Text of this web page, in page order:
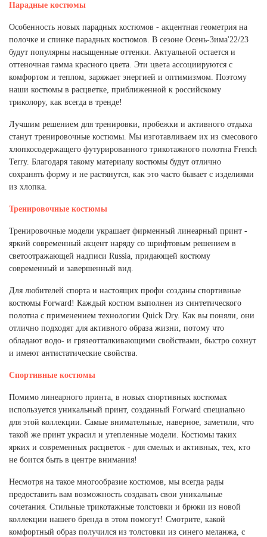
Парадные костюмы
Особенность новых парадных костюмов - акцентная геометрия на
полочке и спинке парадных костюмов. В сезоне Осень-Зима'22/23
будут популярны насыщенные оттенки. Актуальной остается и
оттеночная гамма красного цвета. Эти цвета ассоциируются с
комфортом и теплом, заряжает энергией и оптимизмом. Поэтому
наши костюмы в расцветке, приближенной к российскому
триколору, как всегда в тренде!
Лучшим решением для тренировки, пробежки и активного отдыха
станут тренировочные костюмы. Мы изготавливаем их из смесового
хлопкосодержащего футурированного трикотажного полотна French
Terry. Благодаря такому материалу костюмы будут отлично
сохранять форму и не растянутся, как это часто бывает с изделиями
из хлопка.
Тренировочные костюмы
Тренировочные модели украшает фирменный линеарный принт -
яркий современный акцент наряду со шрифтовым решением в
светоотражающей надписи Russia, придающей костюму
современный и завершенный вид.
Для любителей спорта и настоящих профи созданы спортивные
костюмы Forward! Каждый костюм выполнен из синтетического
полотна с применением технологии Quick Dry. Как вы поняли, они
отлично подходят для активного образа жизни, потому что
обладают водо- и грязеотталкивающими свойствами, быстро сохнут
и имеют антистатические свойства.
Спортивные костюмы
Помимо линеарного принта, в новых спортивных костюмах
используется уникальный принт, созданный Forward специально
для этой коллекции. Самые внимательные, наверное, заметили, что
такой же принт украсил и утепленные модели. Костюмы таких
ярких и современных расцветок - для смелых и активных, тех, кто
не боится быть в центре внимания!
Несмотря на такое многообразие костюмов, мы всегда рады
предоставить вам возможность создавать свои уникальные
сочетания. Стильные трикотажные толстовки и брюки из новой
коллекции нашего бренда в этом помогут! Смотрите, какой
комфортный образ получился из толстовки из синего меланжа, с